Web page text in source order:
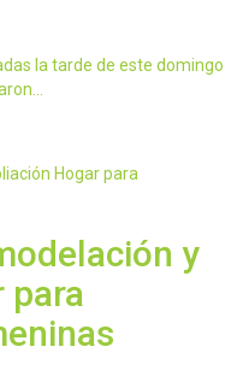
la tarde de este domingo
y
para